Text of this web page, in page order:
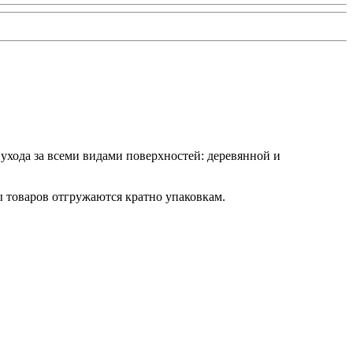
за всеми видами поверхностей: деревянной и
отгружаются кратно упаковкам.